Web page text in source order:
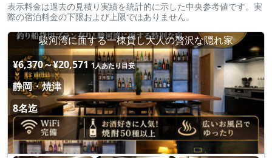
表示料金は過去の見積り実績を統計的に示した中央参考値です。実
際の宿泊料金の下限および上限ではありません。
駿河湾に面する一棟貸し大人の贅沢な隠れ家
¥6,370～¥20,571 1人あたり目安
静岡・焼津
8名迄